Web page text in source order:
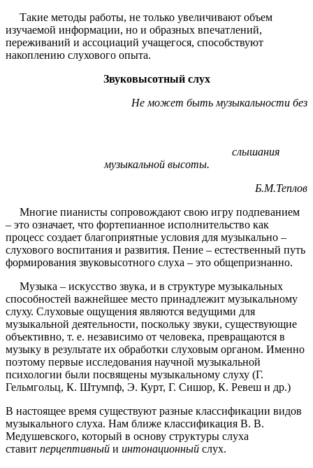
Такие методы работы, не только увеличивают объем
изучаемой информации, но и образных впечатлений,
переживаний и ассоциаций учащегося, способствуют
накоплению слухового опыта.
Звуковысотный слух
Не может быть музыкальности без
слышания
музыкальной высоты.
Б.М.Теплов
Многие пианисты сопровождают свою игру подпеванием
– это означает, что фортепианное исполнительство как
процесс создает благоприятные условия для музыкально –
слухового воспитания и развития. Пение – естественный путь
формирования звуковысотного слуха – это общепризнанно.
Музыка – искусство звука, и в структуре музыкальных
способностей важнейшее место принадлежит музыкальному
слуху. Слуховые ощущения являются ведущими для
музыкальной деятельности, поскольку звуки, существующие
объективно, т. е. независимо от человека, превращаются в
музыку в результате их обработки слуховым органом. Именно
поэтому первые исследования научной музыкальной
психологии были посвящены музыкальному слуху (Г.
Гельмгольц, К. Штумпф, Э. Курт, Г. Сишор, К. Ревеш и др.)
В настоящее время существуют разные классификации видов
музыкального слуха. Нам ближе классификация В. В.
Медушевского, который в основу структуры слуха
ставит перцептивный и интонационный слух.